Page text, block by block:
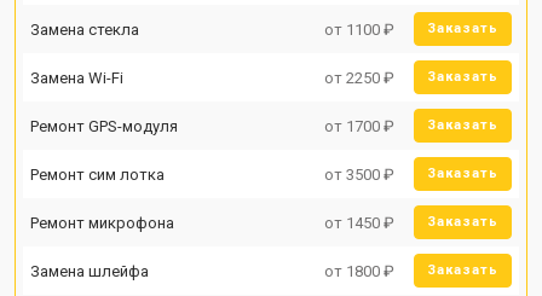
Замена стекла от 1100 ₽ Заказать
Замена Wi-Fi от 2250 ₽ Заказать
Ремонт GPS-модуля от 1700 ₽ Заказать
Ремонт сим лотка от 3500 ₽ Заказать
Ремонт микрофона от 1450 ₽ Заказать
Замена шлейфа от 1800 ₽ Заказать